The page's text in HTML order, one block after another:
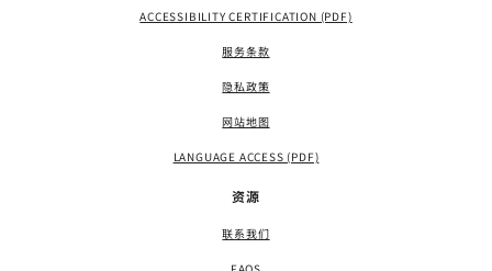
ACCESSIBILITY CERTIFICATION (PDF)
服务条款
隐私政策
网站地图
LANGUAGE ACCESS (PDF)
资源
联系我们